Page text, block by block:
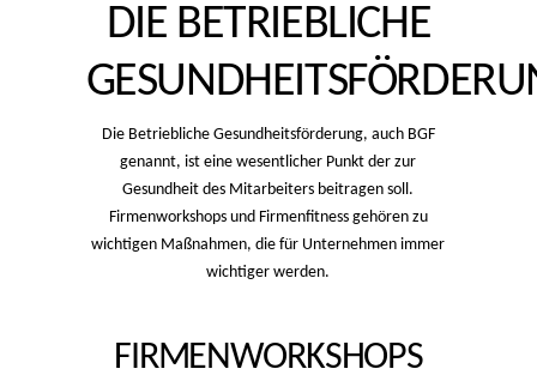
DIE BETRIEBLICHE
Die Betriebliche Gesundheitsförderung, auch BGF
genannt, ist eine wesentlicher Punkt der zur
Gesundheit des Mitarbeiters beitragen soll.
Firmenworkshops und Firmenfitness gehören zu
wichtigen Maßnahmen, die für Unternehmen immer
wichtiger werden.
FIRMENWORKSHOPS